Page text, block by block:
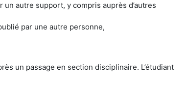
autre support, y compris auprès d’autres
par une autre personne,
un passage en section disciplinaire. L’étudiant